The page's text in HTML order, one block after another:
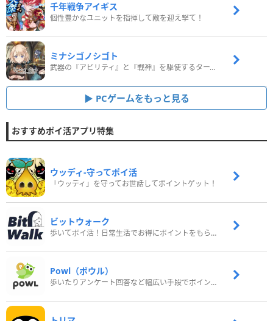
千年戦争アイギス
個性豊かなユニットを指揮して敵を迎え撃て！
ミナシゴノシゴト
武器の『アビリティ』と『戦神』を駆使するターン制コマンドバトルRPG！
PCゲームをもっと見る
おすすめポイ活アプリ特集
ウッディ‐守ってポイ活
「ウッディ」を守ってお世話してポイントゲット！
ビットウォーク
歩いてポイ活！日常生活でお得にポイントをもらおう
Powl（ポウル）
歩いたりアンケート回答など幅広い手段でポイントをゲット